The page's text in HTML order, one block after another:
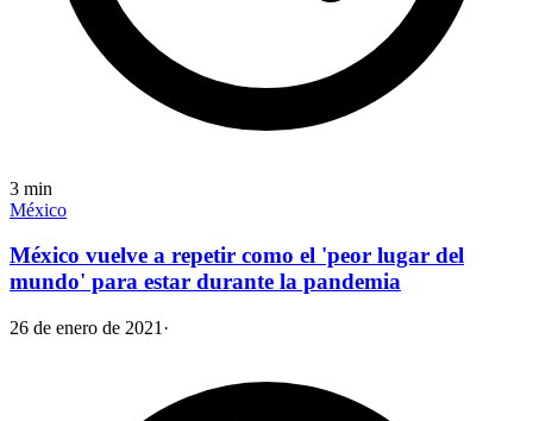
3 min
México
México vuelve a repetir como el 'peor lugar del
mundo' para estar durante la pandemia
26 de enero de 2021 ·